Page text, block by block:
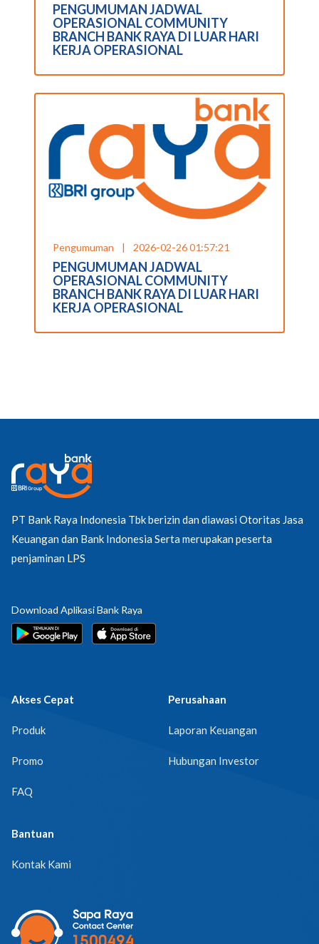
PENGUMUMAN JADWAL
OPERASIONAL COMMUNITY
BRANCH BANK RAYA DI LUAR HARI
KERJA OPERASIONAL
Pengumuman | 2026-02-26 01:57:21
PENGUMUMAN JADWAL
OPERASIONAL COMMUNITY
BRANCH BANK RAYA DI LUAR HARI
KERJA OPERASIONAL
PT Bank Raya Indonesia Tbk berizin dan diawasi Otoritas Jasa
Keuangan dan Bank Indonesia Serta merupakan peserta
penjaminan LPS
Download Aplikasi Bank Raya
Akses Cepat
Produk
Promo
FAQ
Perusahaan
Laporan Keuangan
Hubungan Investor
Bantuan
Kontak Kami